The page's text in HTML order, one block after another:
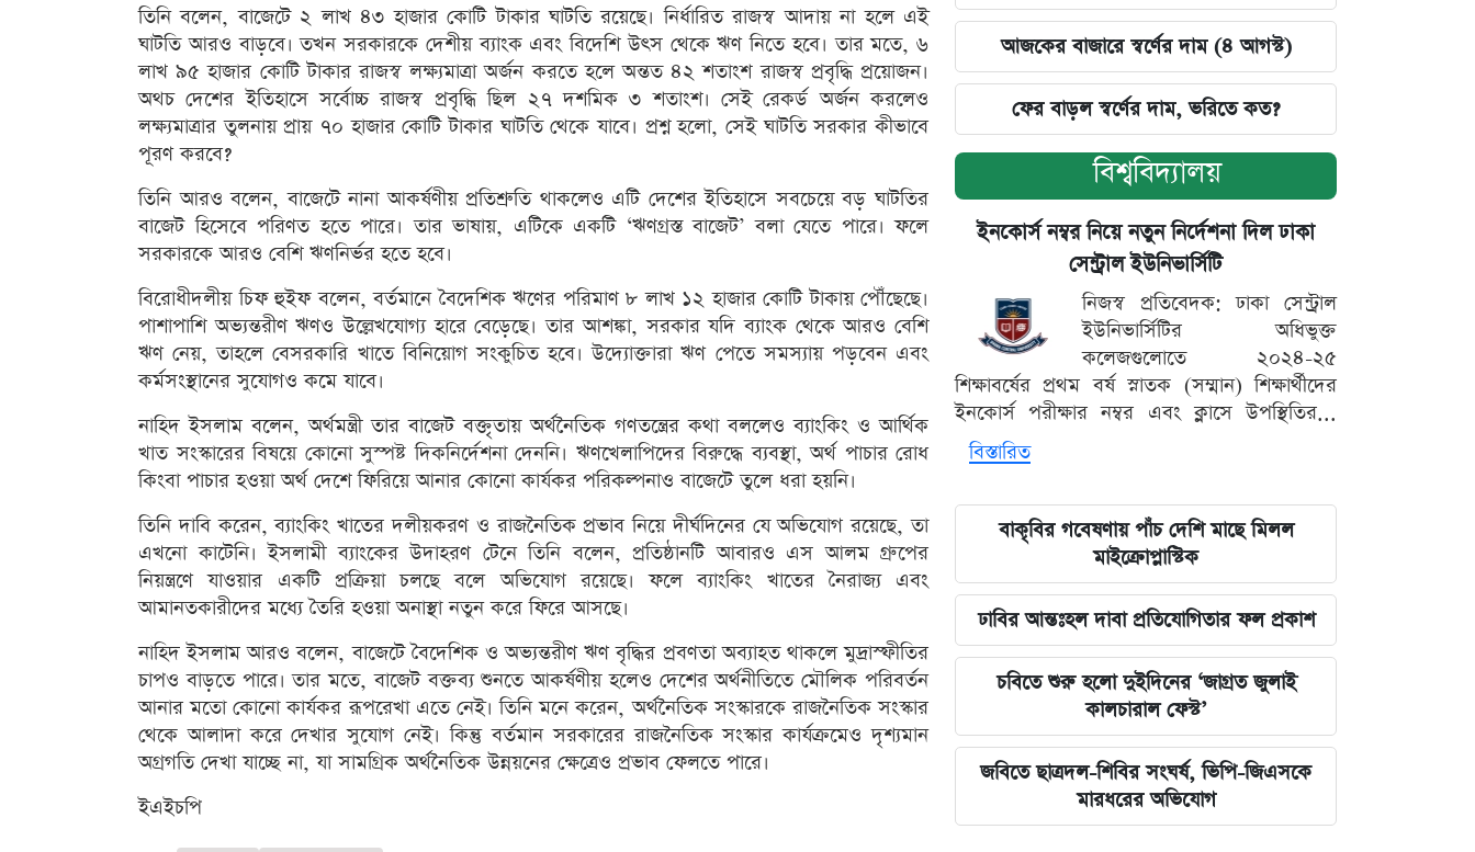
তিনি বলেন, বাজেটে ২ লাখ ৪৩ হাজার কোটি টাকার ঘাটতি রয়েছে। নির্ধারিত রাজস্ব আদায় না হলে এই
ঘাটতি আরও বাড়বে। তখন সরকারকে দেশীয় ব্যাংক এবং বিদেশি উৎস থেকে ঋণ নিতে হবে। তার মতে, ৬
লাখ ৯৫ হাজার কোটি টাকার রাজস্ব লক্ষ্যমাত্রা অর্জন করতে হলে অন্তত ৪২ শতাংশ রাজস্ব প্রবৃদ্ধি প্রয়োজন।
অথচ দেশের ইতিহাসে সর্বোচ্চ রাজস্ব প্রবৃদ্ধি ছিল ২৭ দশমিক ৩ শতাংশ। সেই রেকর্ড অর্জন করলেও
লক্ষ্যমাত্রার তুলনায় প্রায় ৭০ হাজার কোটি টাকার ঘাটতি থেকে যাবে। প্রশ্ন হলো, সেই ঘাটতি সরকার কীভাবে
পূরণ করবে?
তিনি আরও বলেন, বাজেটে নানা আকর্ষণীয় প্রতিশ্রুতি থাকলেও এটি দেশের ইতিহাসে সবচেয়ে বড় ঘাটতির
বাজেট হিসেবে পরিণত হতে পারে। তার ভাষায়, এটিকে একটি ‘ঋণগ্রস্ত বাজেট’ বলা যেতে পারে। ফলে
সরকারকে আরও বেশি ঋণনির্ভর হতে হবে।
বিরোধীদলীয় চিফ হুইফ বলেন, বর্তমানে বৈদেশিক ঋণের পরিমাণ ৮ লাখ ১২ হাজার কোটি টাকায় পৌঁছেছে।
পাশাপাশি অভ্যন্তরীণ ঋণও উল্লেখযোগ্য হারে বেড়েছে। তার আশঙ্কা, সরকার যদি ব্যাংক থেকে আরও বেশি
ঋণ নেয়, তাহলে বেসরকারি খাতে বিনিয়োগ সংকুচিত হবে। উদ্যোক্তারা ঋণ পেতে সমস্যায় পড়বেন এবং
কর্মসংস্থানের সুযোগও কমে যাবে।
নাহিদ ইসলাম বলেন, অর্থমন্ত্রী তার বাজেট বক্তৃতায় অর্থনৈতিক গণতন্ত্রের কথা বললেও ব্যাংকিং ও আর্থিক
খাত সংস্কারের বিষয়ে কোনো সুস্পষ্ট দিকনির্দেশনা দেননি। ঋণখেলাপিদের বিরুদ্ধে ব্যবস্থা, অর্থ পাচার রোধ
কিংবা পাচার হওয়া অর্থ দেশে ফিরিয়ে আনার কোনো কার্যকর পরিকল্পনাও বাজেটে তুলে ধরা হয়নি।
তিনি দাবি করেন, ব্যাংকিং খাতের দলীয়করণ ও রাজনৈতিক প্রভাব নিয়ে দীর্ঘদিনের যে অভিযোগ রয়েছে, তা
এখনো কাটেনি। ইসলামী ব্যাংকের উদাহরণ টেনে তিনি বলেন, প্রতিষ্ঠানটি আবারও এস আলম গ্রুপের
নিয়ন্ত্রণে যাওয়ার একটি প্রক্রিয়া চলছে বলে অভিযোগ রয়েছে। ফলে ব্যাংকিং খাতের নৈরাজ্য এবং
আমানতকারীদের মধ্যে তৈরি হওয়া অনাস্থা নতুন করে ফিরে আসছে।
নাহিদ ইসলাম আরও বলেন, বাজেটে বৈদেশিক ও অভ্যন্তরীণ ঋণ বৃদ্ধির প্রবণতা অব্যাহত থাকলে মুদ্রাস্ফীতির
চাপও বাড়তে পারে। তার মতে, বাজেট বক্তব্য শুনতে আকর্ষণীয় হলেও দেশের অর্থনীতিতে মৌলিক পরিবর্তন
আনার মতো কোনো কার্যকর রূপরেখা এতে নেই। তিনি মনে করেন, অর্থনৈতিক সংস্কারকে রাজনৈতিক সংস্কার
থেকে আলাদা করে দেখার সুযোগ নেই। কিন্তু বর্তমান সরকারের রাজনৈতিক সংস্কার কার্যক্রমেও দৃশ্যমান
অগ্রগতি দেখা যাচ্ছে না, যা সামগ্রিক অর্থনৈতিক উন্নয়নের ক্ষেত্রেও প্রভাব ফেলতে পারে।
ইএইচপি
আজকের বাজারে স্বর্ণের দাম (৪ আগস্ট)
ফের বাড়ল স্বর্ণের দাম, ভরিতে কত?
বিশ্ববিদ্যালয়
ইনকোর্স নম্বর নিয়ে নতুন নির্দেশনা দিল ঢাকা
সেন্ট্রাল ইউনিভার্সিটি
নিজস্ব প্রতিবেদক: ঢাকা সেন্ট্রাল
ইউনিভার্সিটির অধিভুক্ত
কলেজগুলোতে ২০২৪-২৫
শিক্ষাবর্ষের প্রথম বর্ষ স্নাতক (সম্মান) শিক্ষার্থীদের
ইনকোর্স পরীক্ষার নম্বর এবং ক্লাসে উপস্থিতির...
বিস্তারিত
বাকৃবির গবেষণায় পাঁচ দেশি মাছে মিলল
মাইক্রোপ্লাস্টিক
ঢাবির আন্তঃহল দাবা প্রতিযোগিতার ফল প্রকাশ
চবিতে শুরু হলো দুইদিনের ‘জাগ্রত জুলাই
কালচারাল ফেস্ট’
জবিতে ছাত্রদল-শিবির সংঘর্ষ, ভিপি-জিএসকে
মারধরের অভিযোগ